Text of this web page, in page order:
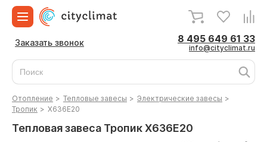
Заказать звонок 8 495 649 61 33
info@cityclimat.ru
Отопление > Тепловые завесы > Электрические завесы >
Тропик > Х636Е20
Тепловая завеса Тропик Х636Е20